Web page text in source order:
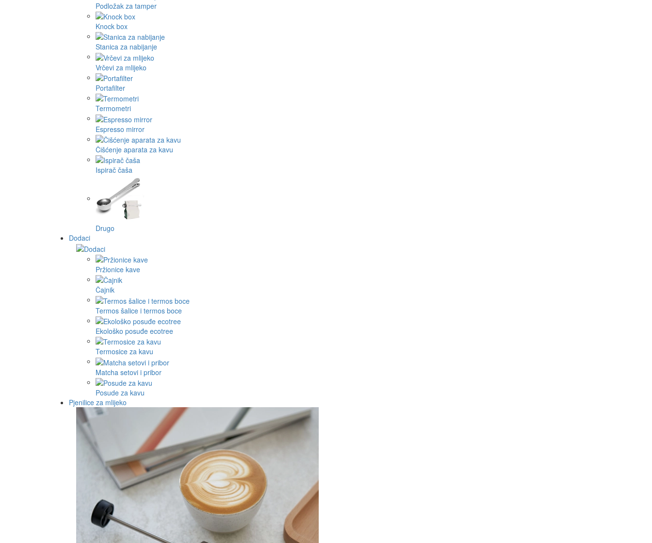
Podložak za tamper
Knock box
Stanica za nabijanje
Vrčevi za mlijeko
Portafilter
Termometri
Espresso mirror
Čišćenje aparata za kavu
Ispirač čaša
Drugo
Dodaci
Pržionice kave
Čajnik
Termos šalice i termos boce
Ekološko posuđe ecotree
Termosice za kavu
Matcha setovi i pribor
Posude za kavu
Pjenilice za mlijeko